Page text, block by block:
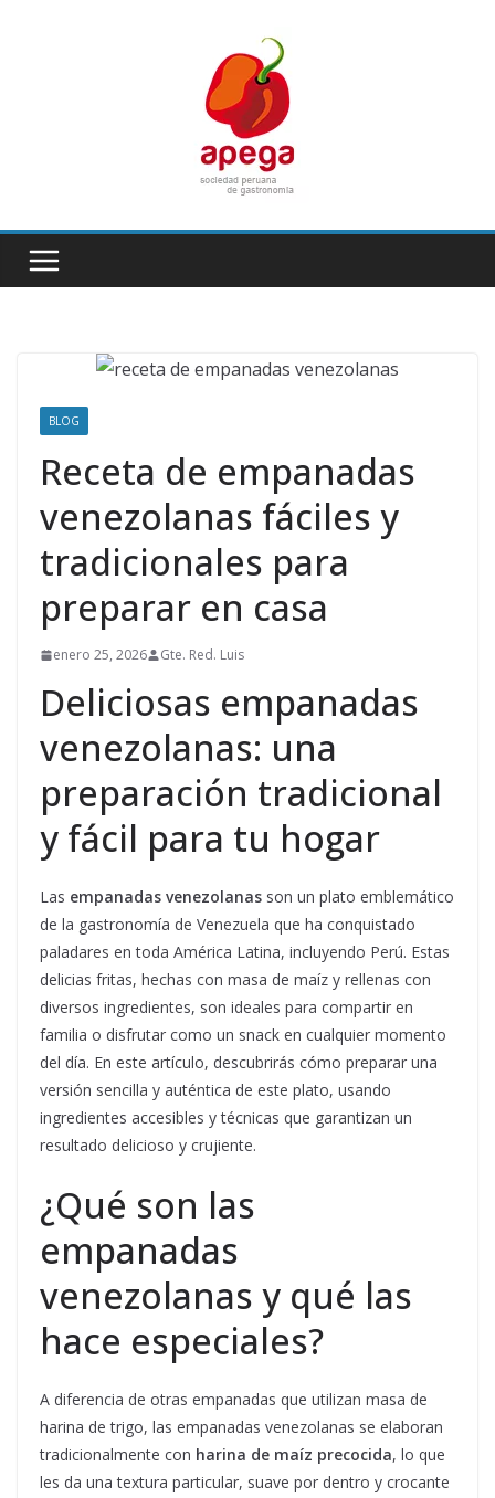
BLOG
Receta de empanadas
venezolanas fáciles y
tradicionales para
preparar en casa
enero 25, 2026 Gte. Red. Luis
Deliciosas empanadas
venezolanas: una
preparación tradicional
y fácil para tu hogar
Las empanadas venezolanas son un plato emblemático
de la gastronomía de Venezuela que ha conquistado
paladares en toda América Latina, incluyendo Perú. Estas
delicias fritas, hechas con masa de maíz y rellenas con
diversos ingredientes, son ideales para compartir en
familia o disfrutar como un snack en cualquier momento
del día. En este artículo, descubrirás cómo preparar una
versión sencilla y auténtica de este plato, usando
ingredientes accesibles y técnicas que garantizan un
resultado delicioso y crujiente.
¿Qué son las
empanadas
venezolanas y qué las
hace especiales?
A diferencia de otras empanadas que utilizan masa de
harina de trigo, las empanadas venezolanas se elaboran
tradicionalmente con harina de maíz precocida, lo que
les da una textura particular, suave por dentro y crocante